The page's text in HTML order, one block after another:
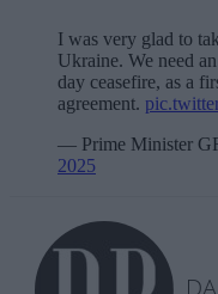
I was very glad to
Ukraine. We need
day ceasefire, as a
agreement.
— Prime Minister
2025